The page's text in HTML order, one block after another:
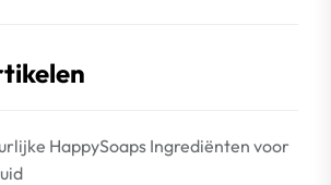
HappySoaps Ingrediënten voor